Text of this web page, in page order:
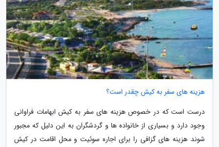
هزینه های سفر به کیش چقدر است؟
درست است که در خصوص هزینه های سفر به کیش ابهامات فراوانی
وجود دارد و بسیاری از خانواده ها و گردشگران به این دلیل که مجبور
شوند هزینه های گزافی را برای اجاره سوئیت و محل اقامت در کیش